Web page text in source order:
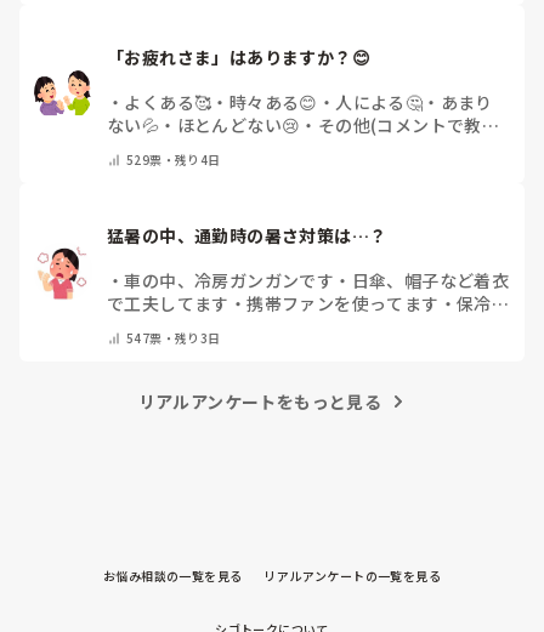
「お疲れさま」はありますか？😊
・ よくある🥰 ・ 時々ある😊 ・ 人による🤔 ・ あまり
ない💦 ・ ほとんどない😢 ・ その他(コメントで教え
529票・残り4日
猛暑の中、通勤時の暑さ対策は…？
・車の中、冷房ガンガンです ・ 日傘、帽子など着衣
で工夫してます ・携帯ファンを使ってます ・ 保冷剤
ん ・その他（コメントで教えて下さい）
547票・残り3日
リアルアンケートをもっと見る
お悩み相談の一覧を見る リアルアンケートの一覧を見る